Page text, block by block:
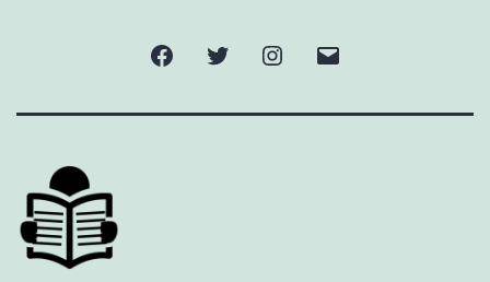
FacebookTwitter Instagram